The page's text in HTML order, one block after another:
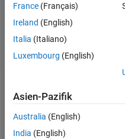
2015
6
Ansichten
(30 Tage)
France (Français)
Ireland (English)
Italia (Italiano)
Luxembourg (English)
Asien-Pazifik
Australia (English)
India (English)